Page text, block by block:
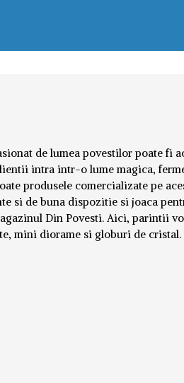
de lumea povestilor poate fi
intra intr-o lume magica,
produsele comercializate pe
si de buna dispozitie si joaca
Din Povesti. Aici, parintii
mini diorame si globuri de cristal.